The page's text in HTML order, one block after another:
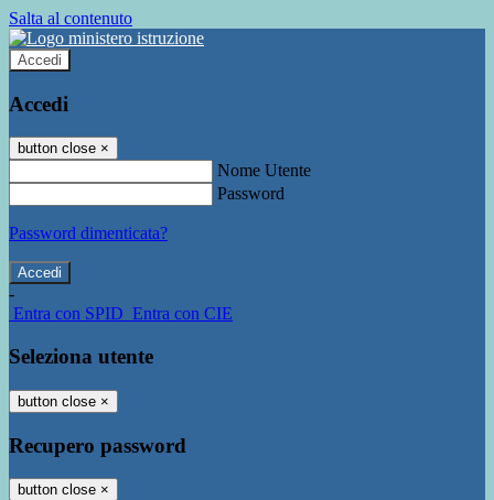
Salta al contenuto
Accedi
Accedi
button close ×
Nome Utente
Password
Password dimenticata?
-
Entra con SPID Entra con CIE
Seleziona utente
button close ×
Recupero password
button close ×